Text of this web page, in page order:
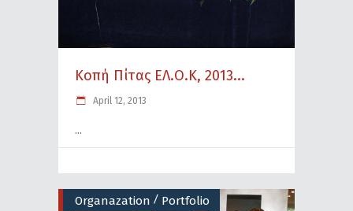
Κοπή Πίτας ΕΛ.Ο.Κ, 2013...
April 12, 2013
Organazation / Portfolio